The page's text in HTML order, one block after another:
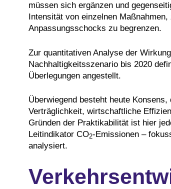
müssen sich ergänzen und
Intensität von einzelnen
Anpassungsschocks zu begrenzen.
Zur quantitativen Analyse der
Nachhaltigkeitsszenario bis 2020
Überlegungen angestellt.
Überwiegend besteht heute
Verträglichkeit, wirtschaftliche
Gründen der Praktikabilität ist hier
Leitindikator CO2-Emissionen –
analysiert.